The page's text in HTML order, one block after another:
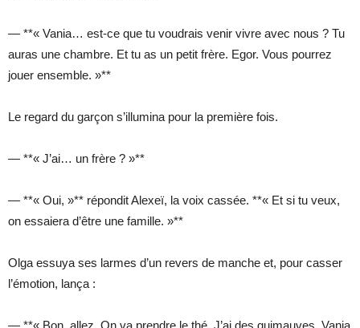
— **« Vania… est-ce que tu voudrais venir vivre avec nous ? Tu
auras une chambre. Et tu as un petit frère. Egor. Vous pourrez
jouer ensemble. »**
Le regard du garçon s’illumina pour la première fois.
— **« J’ai… un frère ? »**
— **« Oui, »** répondit Alexeï, la voix cassée. **« Et si tu veux,
on essaiera d’être une famille. »**
Olga essuya ses larmes d’un revers de manche et, pour casser
l’émotion, lança :